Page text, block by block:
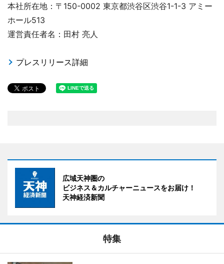
本社所在地：〒150-0002 東京都渋谷区渋谷1-1-3 アミー
ホール513
運営責任者名：田村 亮人
プレスリリース詳細
広域天神圏の
ビジネス＆カルチャーニュースをお届け！
天神経済新聞
特集